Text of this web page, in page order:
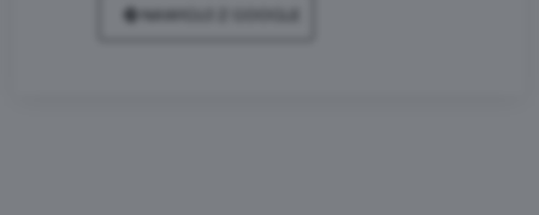
NAWIGUJ Z GOOGLE